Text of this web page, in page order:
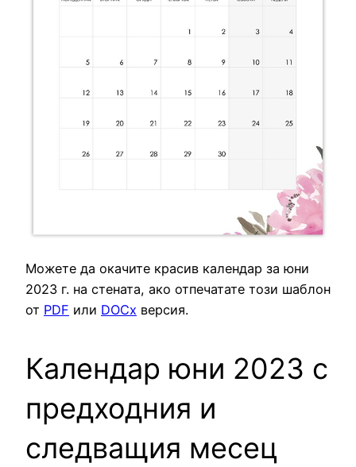
Можете да окачите красив календар за юни
2023 г. на стената, ако отпечатате този шаблон
от PDF или DOCx версия.
Календар юни 2023 с
предходния и
следващия месец